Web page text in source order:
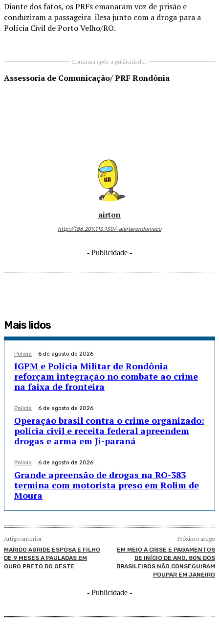
Diante dos fatos, os PRFs emanaram voz de prisão e
conduziram a passageira ilesa junto com a droga para a
Polícia Civil de Porto Velho/RO.
Continua após a publicidade..
Assessoria de Comunicação/ PRF Rondônia
airton
http://186.209.113.130/~alertarondoniaco
- Publicidade -
Mais lidos
Policia 6 de agosto de 2026
IGPM e Polícia Militar de Rondônia
reforçam integração no combate ao crime
na faixa de fronteira
Policia 6 de agosto de 2026
Operação brasil contra o crime organizado:
polícia civil e receita federal apreendem
drogas e arma em Ji-paraná
Policia 6 de agosto de 2026
Grande apreensão de drogas na RO-383
termina com motorista preso em Rolim de
Moura
Artigo anterior
MARIDO AGRIDE ESPOSA E FILHO
DE 9 MESES A PAULADAS EM
OURO PRETO DO OESTE
Próximo artigo
EM MEIO À CRISE E PAGAMENTOS
DE INÍCIO DE ANO, 80% DOS
BRASILEIROS NÃO CONSEGUIRAM
POUPAR EM JANEIRO
- Publicidade -